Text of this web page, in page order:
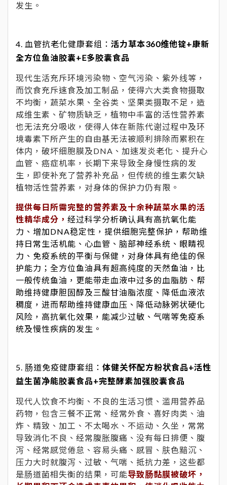
发生。
4. 血管抗老化健康套组： 活力草本360维他锭+康新
全方位鱼油胶囊+E多胶囊食品
现代生活充斥环境污染物、空气污染、紫外线等，
而饮食充斥速食及加工制品，使得六大类食物摄取
不均衡，蔬菜水果、全谷类、坚果类摄取不足，造
成维生素、矿物质缺乏，植物中丰富的活性营养素
也无法充分吸收，使得人体在新陈代谢过程中及环
境毒素下所产生的自由基无法被顺利排除而累积在
体内，破坏细胞膜及DNA、加速发炎老化、提升心
血管、癌症机率，长期下来导致全身慢性病的发
生，即使补充了营养补充品，但传统的维生素欠缺
植物活性营养素，对身体的保护力仍有限。
提供每日所需完整的营养素及十余种蔬菜水果的活
性精华成分， 经过科学分析确认具有高抗氧化能
力、增加DNA稳定性，提供细胞完整保护，帮助维
持日常生活机能、心血管、脑部神经系统、眼睛视
力、免疫系统的平衡与保健，对身体具有绝佳的保
护能力；全方位鱼油具有超高纯度的天然鱼油，比
一般传统鱼油，更能带走血液中过多的血脂肪、帮
助维持健康胆固醇及三酸甘油脂浓度、降低血液浓
稠度，进而帮助维持健康血压、降低动脉粥状硬化
风险，高抗氧化效果，能减少过敏、气喘等免疫系
统及慢性疾病的发生。
5. 肠道免疫健康套组： 体健关怀配方粉状食品+活性
益生菌净能胶囊食品+完整酵素加强胶囊食品
现代人饮食不均衡、不良的生活习惯、滥用营养品
药物，包含三餐不正常、经常外食、喜好肉类、油
炸、精致、加工、不太喝水、不运动、久坐，常常
导致消化不良、经常腹胀腹痛、没有每日排便、腹
泻、经常感觉倦怠、容易头痛、感冒、肤色黯沉、
压力大时就腹泻、过敏、气喘、抵抗力差，这些都
是肠道菌相失衡的结果，可能导致肠黏膜被破坏，